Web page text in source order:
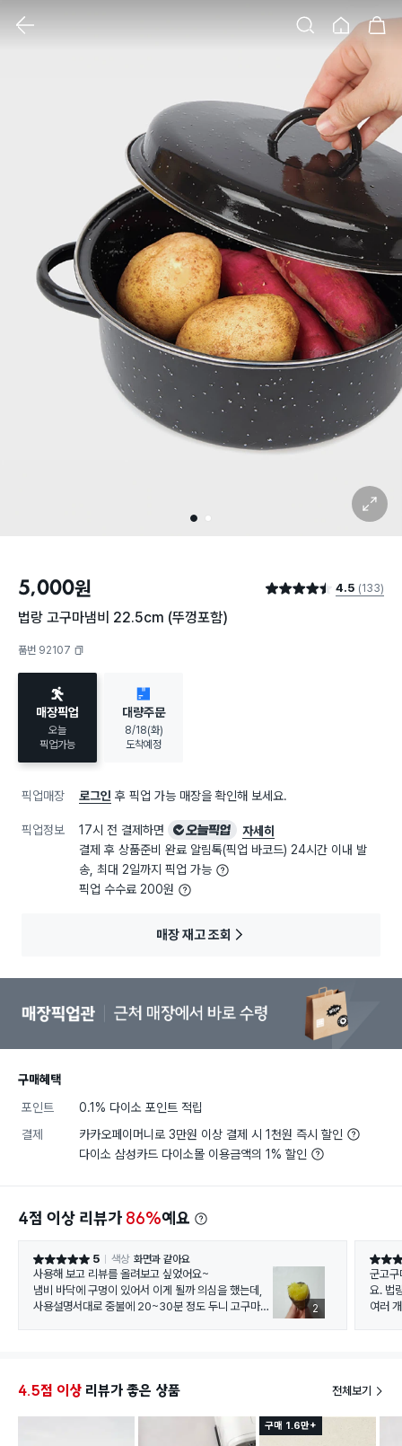
홈 장바구니
1 2
확대 보기
5,000원 별점 4.5점 4.5 (133)
법랑 고구마냄비 22.5cm (뚜껑포함)
품번 92107
매장픽업
오늘
픽업가능
대량주문
8/18(화)
도착예정
픽업매장 로그인 후 픽업 가능 매장을 확인해 보세요.
픽업정보 17시 전 결제하면 오늘픽업
자세히
결제 후 상품준비 완료 알림톡(픽업 바코드) 24시간 이내 발
송, 최대 2일까지 픽업 가능
픽업 수수료 200원
매장 재고 조회
구매혜택
포인트
0.1% 다이소 포인트 적립
결제
카카오페이머니로 3만원 이상 결제 시 1천원 즉시 할인
다이소 삼성카드 다이소몰 이용금액의 1% 할인
4점 이상 리뷰가 86%예요
별점 5점 5 색상 화면과 같아요
사용해 보고 리뷰를 올려보고 싶었어요~
냄비 바닥에 구멍이 있어서 이게 될까 의심을 했는데,
사용설명서대로 중불에 20~30분 정도 두니 고구마가
2
별점 5
군고구
요. 법
여러
4.5점 이상 리뷰가 좋은 상품 전체보기
구매 1.6만+